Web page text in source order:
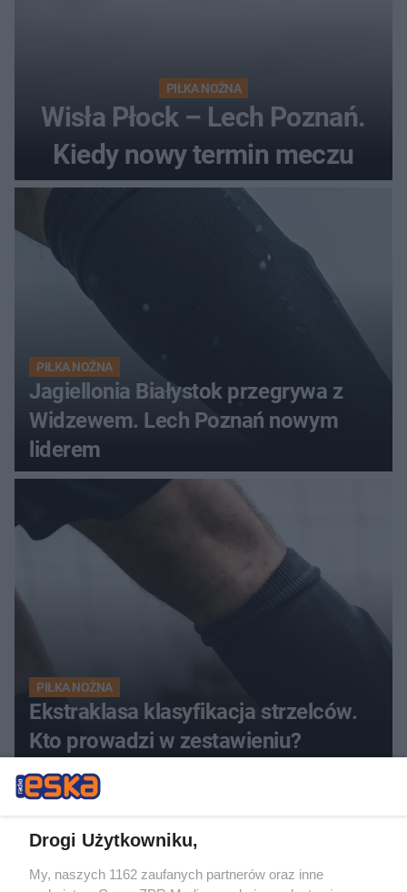
PIŁKA NOŻNA
Wisła Płock – Lech Poznań.
Kiedy nowy termin meczu
PIŁKA NOŻNA
Jagiellonia Białystok przegrywa z
Widzewem. Lech Poznań nowym
liderem
PIŁKA NOŻNA
Ekstraklasa klasyfikacja strzelców.
Kto prowadzi w zestawieniu?
Drogi Użytkowniku,
My, naszych 1162 zaufanych partnerów oraz inne